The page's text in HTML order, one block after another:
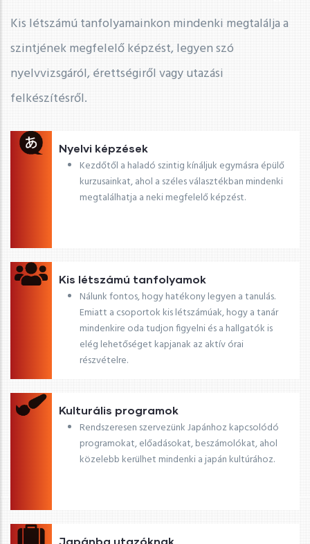
Kis létszámú tanfolyamainkon mindenki megtalálja a
szintjének megfelelő képzést, legyen szó
nyelvvizsgáról, érettségiről vagy utazási
felkészítésről.
Nyelvi képzések
Kezdőtől a haladó szintig kínáljuk egymásra épülő
kurzusainkat, ahol a széles választékban mindenki
megtalálhatja a neki megfelelő képzést.
Kis létszámú tanfolyamok
Nálunk fontos, hogy hatékony legyen a tanulás.
Emiatt a csoportok kis létszámúak, hogy a tanár
mindenkire oda tudjon figyelni és a hallgatók is
elég lehetőséget kapjanak az aktív órai
részvételre.
Kulturális programok
Rendszeresen szervezünk Japánhoz kapcsolódó
programokat, előadásokat, beszámolókat, ahol
közelebb kerülhet mindenki a japán kultúrához.
Japánba utazóknak